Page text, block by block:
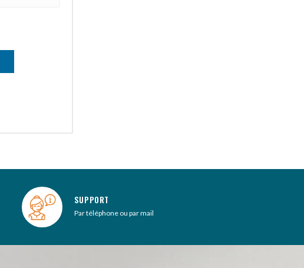
SUPPORT
Par téléphone ou par mail